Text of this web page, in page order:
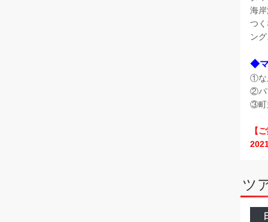
海
つ
ン
◆マ
①な
②パ
③町
【
ツ